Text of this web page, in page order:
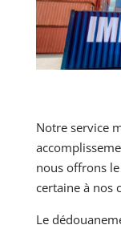
Notre service
nous offrons
certaine à nos
Le